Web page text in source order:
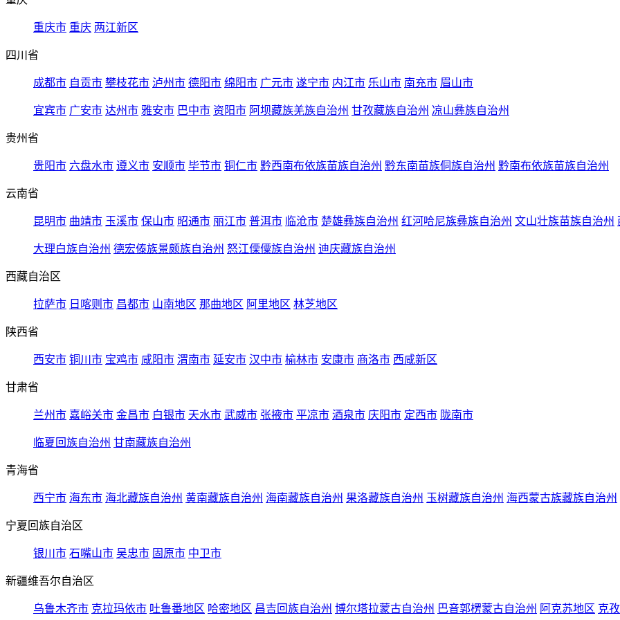
重庆市 重庆 两江新区
四川省
成都市 自贡市 攀枝花市 泸州市 德阳市 绵阳市 广元市 遂宁市 内江市 乐山市 南充市 眉山市
宜宾市 广安市 达州市 雅安市 巴中市 资阳市 阿坝藏族羌族自治州 甘孜藏族自治州 凉山彝族自治州
贵州省
贵阳市 六盘水市 遵义市 安顺市 毕节市 铜仁市 黔西南布依族苗族自治州 黔东南苗族侗族自治州 黔南布依族苗族自治州
云南省
昆明市 曲靖市 玉溪市 保山市 昭通市 丽江市 普洱市 临沧市 楚雄彝族自治州 红河哈尼族彝族自治州 文山壮族苗族自治州
大理白族自治州 德宏傣族景颇族自治州 怒江傈僳族自治州 迪庆藏族自治州
西藏自治区
拉萨市 日喀则市 昌都市 山南地区 那曲地区 阿里地区 林芝地区
陕西省
西安市 铜川市 宝鸡市 咸阳市 渭南市 延安市 汉中市 榆林市 安康市 商洛市 西咸新区
甘肃省
兰州市 嘉峪关市 金昌市 白银市 天水市 武威市 张掖市 平凉市 酒泉市 庆阳市 定西市 陇南市
临夏回族自治州 甘南藏族自治州
青海省
西宁市 海东市 海北藏族自治州 黄南藏族自治州 海南藏族自治州 果洛藏族自治州 玉树藏族自治州 海西蒙古族藏族自治州
宁夏回族自治区
银川市 石嘴山市 吴忠市 固原市 中卫市
新疆维吾尔自治区
乌鲁木齐市 克拉玛依市 吐鲁番地区 哈密地区 昌吉回族自治州 博尔塔拉蒙古自治州 巴音郭楞蒙古自治州 阿克苏地区 克